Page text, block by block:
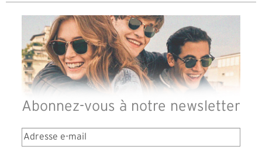
Abonnez-vous à notre newsletter